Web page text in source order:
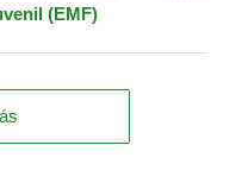
(EMF)